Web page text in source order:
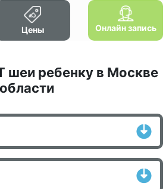
Цены Онлайн запись
шеи ребенку в Москве